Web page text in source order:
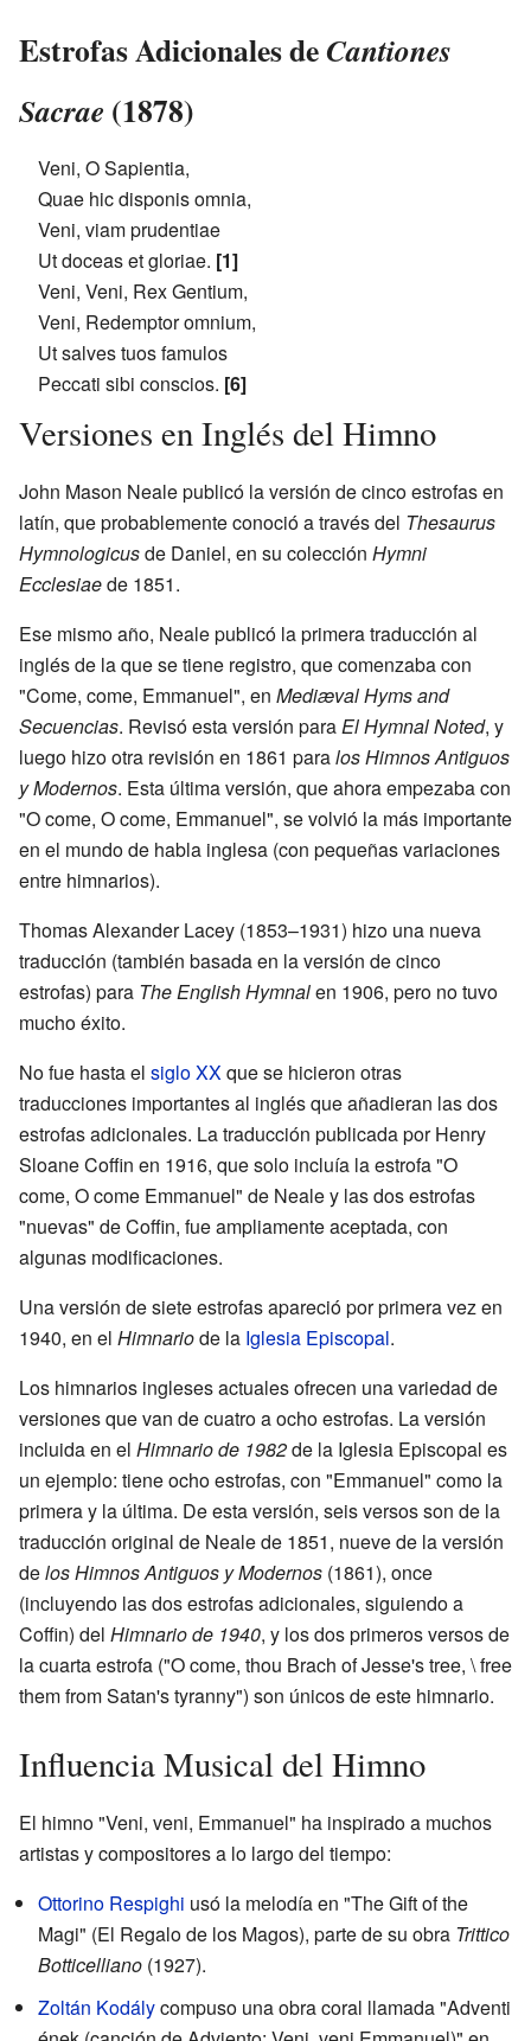
Estrofas Adicionales deCantiones
Sacrae (1878)
Veni, O Sapientia,
Quae hic disponis omnia,
Veni, viam prudentiae
Ut doceas et gloriae. [1]
Veni, Veni, Rex Gentium,
Veni, Redemptor omnium,
Ut salves tuos famulos
Peccati sibi conscios. [6]
Versiones en Inglés del Himno
John Mason Neale publicó la versión de cinco estrofas en
latín, que probablemente conoció a través del Thesaurus
Hymnologicusde Daniel, en su colección Hymni
Ecclesiaede 1851.
Ese mismo año, Neale publicó la primera traducción al
inglés de la que se tiene registro, que comenzaba con
"Come, come, Emmanuel", en Mediæval Hyms and
Secuencias. Revisó esta versión para El Hymnal Noted, y
luego hizo otra revisión en 1861 paralos Himnos Antiguos
y Modernos. Esta última versión, que ahora empezaba con
"O come, O come, Emmanuel", se volvió la más importante
en el mundo de habla inglesa (con pequeñas variaciones
entre himnarios).
Thomas Alexander Lacey (1853–1931) hizo una nueva
traducción (también basada en la versión de cinco
estrofas) para The English Hymnalen 1906, pero no tuvo
mucho éxito.
No fue hasta el siglo XX que se hicieron otras
traducciones importantes al inglés que añadieran las dos
estrofas adicionales. La traducción publicada por Henry
Sloane Coffin en 1916, que solo incluía la estrofa "O
come, O come Emmanuel" de Neale y las dos estrofas
"nuevas" de Coffin, fue ampliamente aceptada, con
algunas modificaciones.
Una versión de siete estrofas apareció por primera vez en
1940, en el Himnariode la Iglesia Episcopal.
Los himnarios ingleses actuales ofrecen una variedad de
versiones que van de cuatro a ocho estrofas. La versión
incluida en el Himnario de 1982de la Iglesia Episcopal es
un ejemplo: tiene ocho estrofas, con "Emmanuel" como la
primera y la última. De esta versión, seis versos son de la
traducción original de Neale de 1851, nueve de la versión
delos Himnos Antiguos y Modernos (1861), once
(incluyendo las dos estrofas adicionales, siguiendo a
Coffin) del Himnario de 1940, y los dos primeros versos de
la cuarta estrofa ("O come, thou Brach of Jesse's tree, \ free
them from Satan's tyranny") son únicos de este himnario.
Influencia Musical del Himno
El himno "Veni, veni, Emmanuel" ha inspirado a muchos
artistas y compositores a lo largo del tiempo:
Ottorino Respighi usó la melodía en "The Gift of the
Magi" (El Regalo de los Magos), parte de su obra Trittico
Botticelliano (1927).
Zoltán Kodálycompuso una obra coral llamada "Adventi